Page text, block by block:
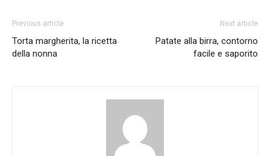
Previous article
Torta margherita, la ricetta
della nonna
Next article
Patate alla birra, contorno
facile e saporito